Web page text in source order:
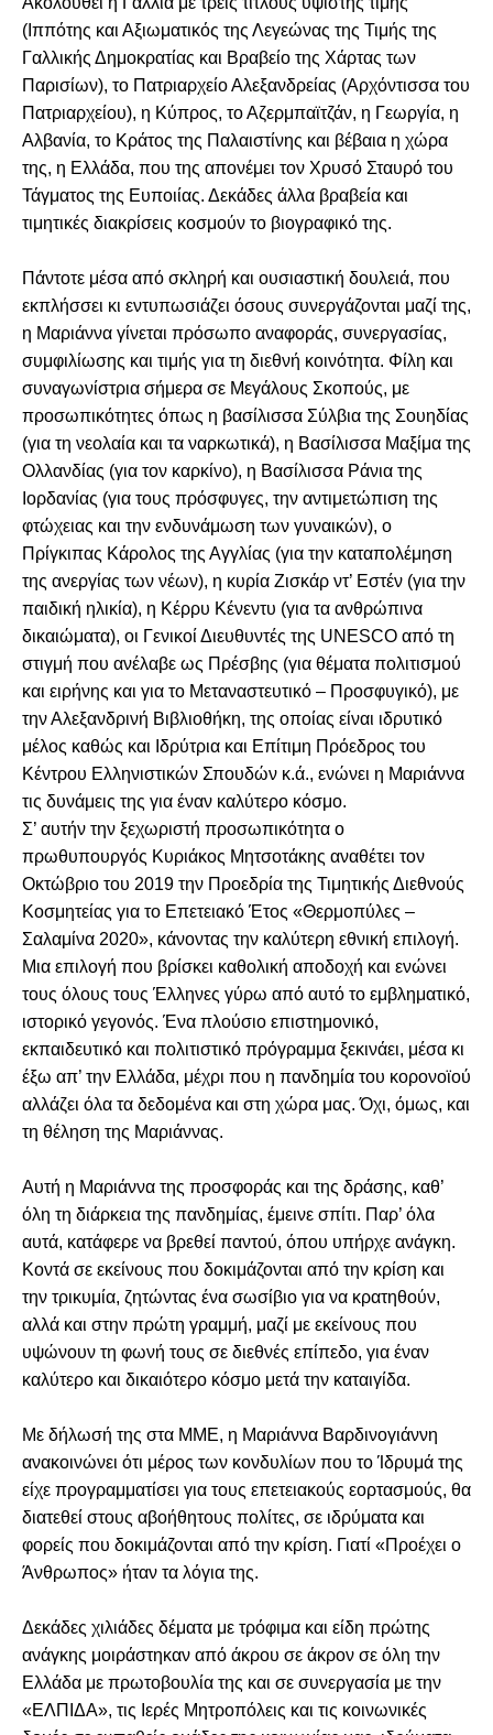
(Ιππότης και Αξιωματικός της Λεγεώνας της Τιμής της
Γαλλικής Δημοκρατίας και Βραβείο της Χάρτας των
Παρισίων), το Πατριαρχείο Αλεξανδρείας (Αρχόντισσα του
Πατριαρχείου), η Κύπρος, το Αζερμπαϊτζάν, η Γεωργία, η
Αλβανία, το Κράτος της Παλαιστίνης και βέβαια η χώρα
της, η Ελλάδα, που της απονέμει τον Χρυσό Σταυρό του
Τάγματος της Ευποιίας. Δεκάδες άλλα βραβεία και
τιμητικές διακρίσεις κοσμούν το βιογραφικό της.
Πάντοτε μέσα από σκληρή και ουσιαστική δουλειά, που
εκπλήσσει κι εντυπωσιάζει όσους συνεργάζονται μαζί της,
η Μαριάννα γίνεται πρόσωπο αναφοράς, συνεργασίας,
συμφιλίωσης και τιμής για τη διεθνή κοινότητα. Φίλη και
συναγωνίστρια σήμερα σε Μεγάλους Σκοπούς, με
προσωπικότητες όπως η βασίλισσα Σύλβια της Σουηδίας
(για τη νεολαία και τα ναρκωτικά), η Βασίλισσα Μαξίμα της
Ολλανδίας (για τον καρκίνο), η Βασίλισσα Ράνια της
Ιορδανίας (για τους πρόσφυγες, την αντιμετώπιση της
φτώχειας και την ενδυνάμωση των γυναικών), ο
Πρίγκιπας Κάρολος της Αγγλίας (για την καταπολέμηση
της ανεργίας των νέων), η κυρία Ζισκάρ ντ’ Εστέν (για την
παιδική ηλικία), η Κέρρυ Κένεντυ (για τα ανθρώπινα
δικαιώματα), οι Γενικοί Διευθυντές της UNESCO από τη
στιγμή που ανέλαβε ως Πρέσβης (για θέματα πολιτισμού
και ειρήνης και για το Μεταναστευτικό – Προσφυγικό), με
την Αλεξανδρινή Βιβλιοθήκη, της οποίας είναι ιδρυτικό
μέλος καθώς και Ιδρύτρια και Επίτιμη Πρόεδρος του
Κέντρου Ελληνιστικών Σπουδών κ.ά., ενώνει η Μαριάννα
τις δυνάμεις της για έναν καλύτερο κόσμο.
Σ’ αυτήν την ξεχωριστή προσωπικότητα ο
πρωθυπουργός Κυριάκος Μητσοτάκης αναθέτει τον
Οκτώβριο του 2019 την Προεδρία της Τιμητικής Διεθνούς
Κοσμητείας για το Επετειακό Έτος «Θερμοπύλες –
Σαλαμίνα 2020», κάνοντας την καλύτερη εθνική επιλογή.
Μια επιλογή που βρίσκει καθολική αποδοχή και ενώνει
τους όλους τους Έλληνες γύρω από αυτό το εμβληματικό,
ιστορικό γεγονός. Ένα πλούσιο επιστημονικό,
εκπαιδευτικό και πολιτιστικό πρόγραμμα ξεκινάει, μέσα κι
έξω απ’ την Ελλάδα, μέχρι που η πανδημία του κορονοϊού
αλλάζει όλα τα δεδομένα και στη χώρα μας. Όχι, όμως, και
τη θέληση της Μαριάννας.
Αυτή η Μαριάννα της προσφοράς και της δράσης, καθ’
όλη τη διάρκεια της πανδημίας, έμεινε σπίτι. Παρ’ όλα
αυτά, κατάφερε να βρεθεί παντού, όπου υπήρχε ανάγκη.
Κοντά σε εκείνους που δοκιμάζονται από την κρίση και
την τρικυμία, ζητώντας ένα σωσίβιο για να κρατηθούν,
αλλά και στην πρώτη γραμμή, μαζί με εκείνους που
υψώνουν τη φωνή τους σε διεθνές επίπεδο, για έναν
καλύτερο και δικαιότερο κόσμο μετά την καταιγίδα.
Με δήλωσή της στα ΜΜΕ, η Μαριάννα Βαρδινογιάννη
ανακοινώνει ότι μέρος των κονδυλίων που το Ίδρυμά της
είχε προγραμματίσει για τους επετειακούς εορτασμούς, θα
διατεθεί στους αβοήθητους πολίτες, σε ιδρύματα και
φορείς που δοκιμάζονται από την κρίση. Γιατί «Προέχει ο
Άνθρωπος» ήταν τα λόγια της.
Δεκάδες χιλιάδες δέματα με τρόφιμα και είδη πρώτης
ανάγκης μοιράστηκαν από άκρου σε άκρον σε όλη την
Ελλάδα με πρωτοβουλία της και σε συνεργασία με την
«ΕΛΠΙΔΑ», τις Ιερές Μητροπόλεις και τις κοινωνικές